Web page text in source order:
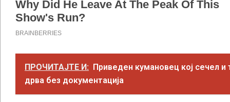
ПРОЧИТАЈТЕ И: Приведен кумановец кој сечел и
дрва без документација